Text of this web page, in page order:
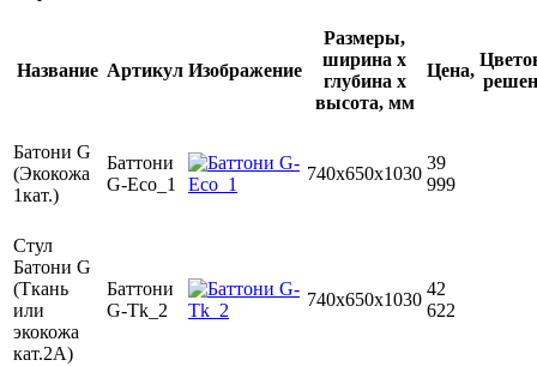
Название Артикул Изображение
Размеры,
ширина х
глубина х
высота, мм
Цена,
Батони G
(Экокожа
1кат.)
Баттони
G-Eco_1
740х650x1030
39
999
Стул
Батони G
(Ткань
или
экокожа
кат.2А)
Баттони
G-Tk_2
740х650x1030
42
622